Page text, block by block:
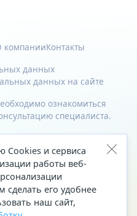
компанииКонтакты
данных
данных на сайте
ознакомиться
специалиста.
(вход в здание со стороны
Cookies и сервиса
работы веб-
его удобнее
наш сайт,